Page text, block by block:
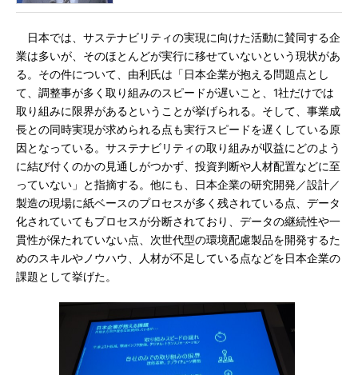
日本では、サステナビリティの実現に向けた活動に賛同する企
業は多いが、そのほとんどが実行に移せていないという現状があ
る。その件について、由利氏は「日本企業が抱える問題点とし
て、調整事が多く取り組みのスピードが遅いこと、1社だけでは
取り組みに限界があるということが挙げられる。そして、事業成
長との同時実現が求められる点も実行スピードを遅くしている原
因となっている。サステナビリティの取り組みが収益にどのよう
に結び付くのかの見通しがつかず、投資判断や人材配置などに至
っていない」と指摘する。他にも、日本企業の研究開発／設計／
製造の現場に紙ベースのプロセスが多く残されている点、データ
化されていてもプロセスが分断されており、データの継続性や一
貫性が保たれていない点、次世代型の環境配慮製品を開発するた
めのスキルやノウハウ、人材が不足している点などを日本企業の
課題として挙げた。